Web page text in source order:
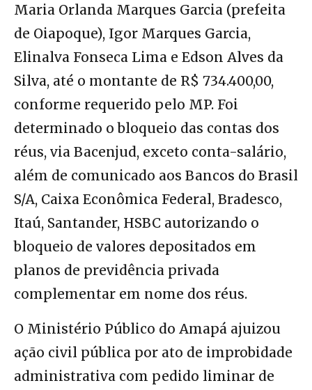
Maria Orlanda Marques Garcia (prefeita
de Oiapoque), Igor Marques Garcia,
Elinalva Fonseca Lima e Edson Alves da
Silva, até o montante de R$ 734.400,00,
conforme requerido pelo MP. Foi
determinado o bloqueio das contas dos
réus, via Bacenjud, exceto conta-salário,
além de comunicado aos Bancos do Brasil
S/A, Caixa Econômica Federal, Bradesco,
Itaú, Santander, HSBC autorizando o
bloqueio de valores depositados em
planos de previdência privada
complementar em nome dos réus.
O Ministério Público do Amapá ajuizou
ação civil pública por ato de improbidade
administrativa com pedido liminar de